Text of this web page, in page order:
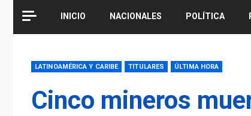
INICIO NACIONALES POLÍTICA
LATINOAMÉRICA Y CARIBE TITULARES ÚLTIMA HORA
Cinco mineros